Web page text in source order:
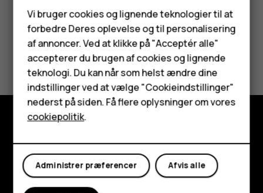
Smartphones
Feature-telefoner
Tilbehør
HMD Terra M
Tablets
Min konto
Synes du, dette var nyttigt?
Ja Nej
Om
Planet and people
Vi bruger cookies og lignende teknologier til at
forbedre Deres oplevelse og til personalisering
af annoncer. Ved at klikke på "Acceptér alle"
accepterer du brugen af cookies og lignende
teknologi. Du kan når som helst ændre dine
indstillinger ved at vælge "Cookieindstillinger"
nederst på siden. Få flere oplysninger om vores
cookiepolitik.
Afvis alle
Administrer præferencer